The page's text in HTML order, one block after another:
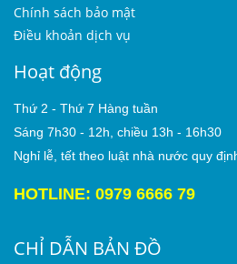
Chính sách bảo mật
Điều khoản dịch vụ
Hoạt động
Thứ 2 - Thứ 7 Hàng tuần
Sáng 7h30 - 12h, chiều 13h - 16h30
Nghỉ lễ, tết theo luật nhà nước quy
HOTLINE: 0979 6666 79
CHỈ DẪN BẢN ĐỒ